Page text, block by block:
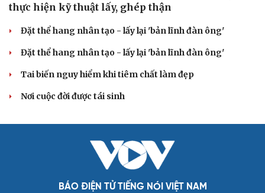
thực hiện kỹ thuật lấy, ghép thận
Đặt thể hang nhân tạo - lấy lại 'bản lĩnh đàn ông'
Đặt thể hang nhân tạo - lấy lại 'bản lĩnh đàn ông'
Tai biến nguy hiểm khi tiêm chất làm đẹp
Nơi cuộc đời được tái sinh
BÁO ĐIỆN TỬ TIẾNG NÓI VIỆT NAM